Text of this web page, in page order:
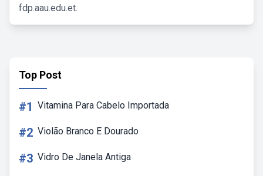
fdp.aau.edu.et.
Top Post
#1 Vitamina Para Cabelo Importada
#2 Violão Branco E Dourado
#3 Vidro De Janela Antiga